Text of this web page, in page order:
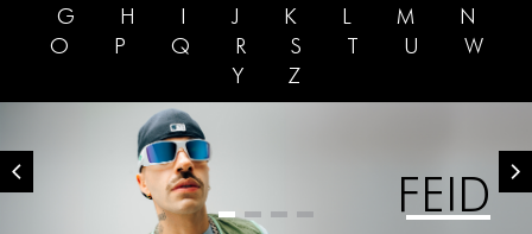
G
H I J K L M
N
O
P Q R S T U
W
Y
Z
FEID